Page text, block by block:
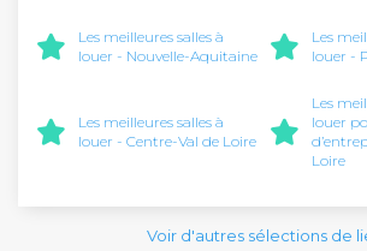
Les meilleures salles à
louer - Nouvelle-Aquitaine
Les
louer -
Les meilleures salles à
louer - Centre-Val de Loire
Les
louer
Loire
Voir d'autres sélections de